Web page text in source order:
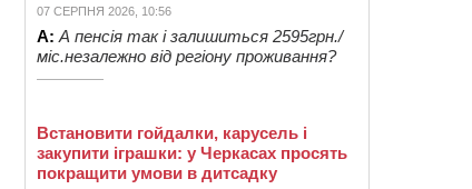
07 СЕРПНЯ 2026, 10:56
А: А пенсія так і залишиться 2595грн./
міс.незалежно від регіону проживання?
Встановити гойдалки, карусель і
закупити іграшки: у Черкасах просять
покращити умови в дитсадку